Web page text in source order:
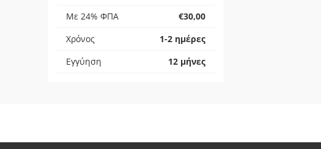
Με 24% ΦΠΑ
€30,00
Χρόνος
1-2 ημέρες
Εγγύηση
12 μήνες